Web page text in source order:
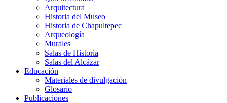
Arquitectura
Historia del Museo
Historia de Chapultepec
Arqueología
Murales
Salas de Historia
Salas del Alcázar
Educación
Materiales de divulgación
Glosario
Publicaciones